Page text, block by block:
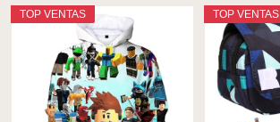
TOP VENTAS TOP VENTAS